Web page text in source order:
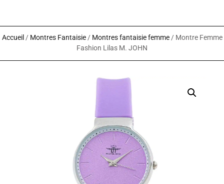
Accueil/ Montres Fantaisie/ Montres fantaisie femme/ Montre Femme
Fashion Lilas M. JOHN